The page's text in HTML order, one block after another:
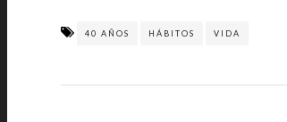
40 AÑOS HÁBITOS VIDA